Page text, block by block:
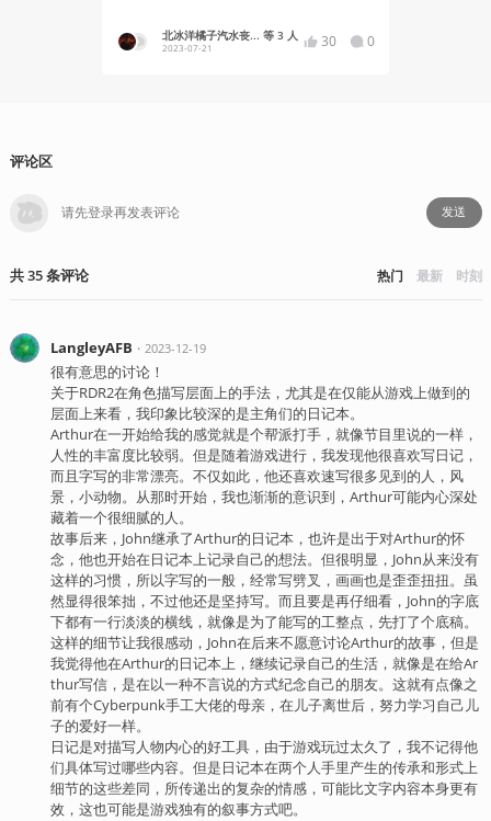
北冰洋橘子汽水丧... 等 3 人
2023-07-21 30 0
评论区
发送
共35条评论 热门 最新 时刻
LangleyAFB ・ 2023-12-19
很有意思的讨论！
关于RDR2在角色描写层面上的手法，尤其是在仅能从游戏上做到的
层面上来看，我印象比较深的是主角们的日记本。
Arthur在一开始给我的感觉就是个帮派打手，就像节目里说的一样，
人性的丰富度比较弱。但是随着游戏进行，我发现他很喜欢写日记，
而且字写的非常漂亮。不仅如此，他还喜欢速写很多见到的人，风
景，小动物。从那时开始，我也渐渐的意识到，Arthur可能内心深处
藏着一个很细腻的人。
故事后来，John继承了Arthur的日记本，也许是出于对Arthur的怀
念，他也开始在日记本上记录自己的想法。但很明显，John从来没有
这样的习惯，所以字写的一般，经常写劈叉，画画也是歪歪扭扭。虽
然显得很笨拙，不过他还是坚持写。而且要是再仔细看，John的字底
下都有一行淡淡的横线，就像是为了能写的工整点，先打了个底稿。
这样的细节让我很感动，John在后来不愿意讨论Arthur的故事，但是
我觉得他在Arthur的日记本上，继续记录自己的生活，就像是在给Ar
thur写信，是在以一种不言说的方式纪念自己的朋友。这就有点像之
前有个Cyberpunk手工大佬的母亲，在儿子离世后，努力学习自己儿
子的爱好一样。
日记是对描写人物内心的好工具，由于游戏玩过太久了，我不记得他
们具体写过哪些内容。但是日记本在两个人手里产生的传承和形式上
细节的这些差同，所传递出的复杂的情感，可能比文字内容本身更有
效，这也可能是游戏独有的叙事方式吧。